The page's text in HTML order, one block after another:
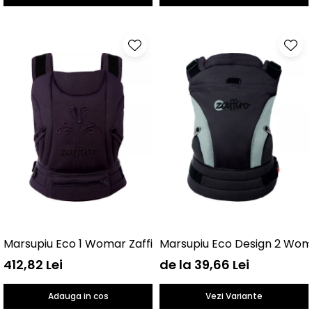
Marsupiu Eco 1 Womar Zaffiro AN-NE-01
412,82 Lei
Adauga in cos
Marsupiu Eco Design 2
de la 39,66 Lei
Vezi Variante